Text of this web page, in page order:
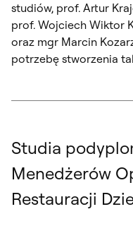
studiów, prof. Artur
prof. Wojciech Wiktor
oraz mgr Marcin
potrzebę stworzenia
Studia
Menedżerów
Restauracji